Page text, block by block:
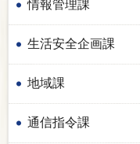
情報管理課
生活安全企画課
地域課
通信指令課